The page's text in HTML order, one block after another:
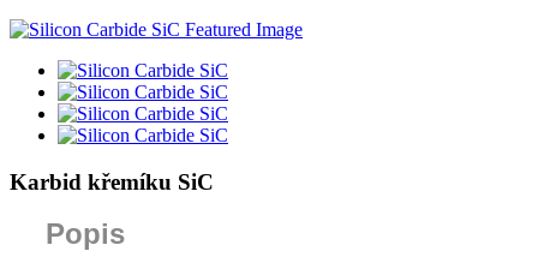
Karbid křemíku SiC
Popis